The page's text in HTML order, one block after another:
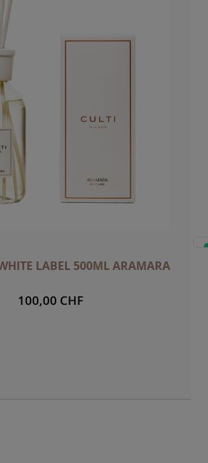
LABEL 500ML ARAMARA
100,00 CHF